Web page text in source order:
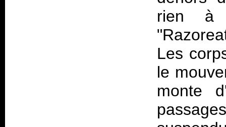
rien à
Les
le
monte